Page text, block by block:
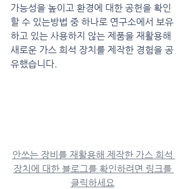
가능성을 높이고 환경에 대한 공헌을 확인
할 수 있는방법 중 하나로 연구소에서 보유
하고 있는 사용하지 않는 제품을 재활용해
새로운 가스 희석 장치를 제작한 경험을 공
유했습니다.
안쓰는 장비를 재활용해 제작한 가스 희석
장치에 대한 블로그를 확인하려면 링크를
클릭하세요